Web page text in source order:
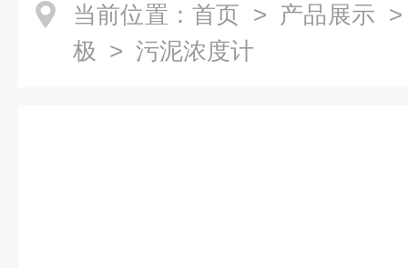
当前位置： 首页 > 产品展示
极 > 污泥浓度计